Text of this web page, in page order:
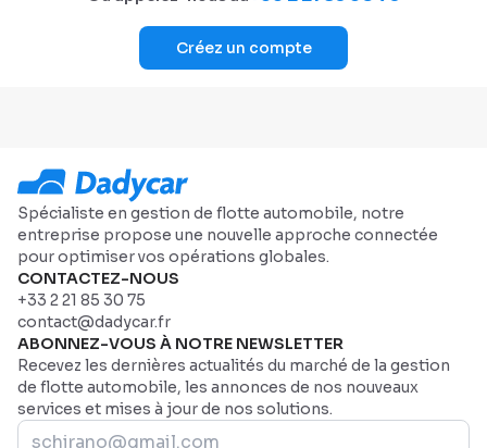
Créez un compte
Spécialiste en gestion de flotte automobile, notre
entreprise propose une nouvelle approche connectée
pour optimiser vos opérations globales.
CONTACTEZ-NOUS
+33 2 21 85 30 75
contact@dadycar.fr
ABONNEZ-VOUS À NOTRE NEWSLETTER
Recevez les dernières actualités du marché de la gestion
de flotte automobile, les annonces de nos nouveaux
services et mises à jour de nos solutions.